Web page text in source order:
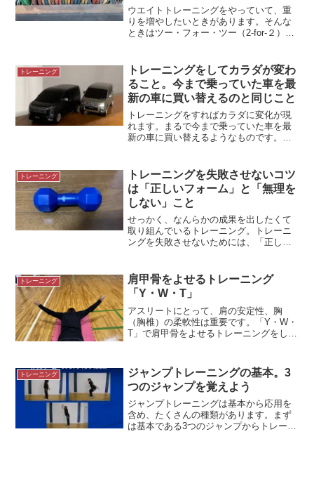
ル」を覚えましょう
ウエイトトレーニングをやっていて、重
りを増やしたいときがあります。そんな
ときはツー・フォー・ツー（2-for-２）ル
していれば次第に重さに慣れてきます。
重さを変化させず...
トレーニング
トレーニングをしてカラダが変わ
ること。今まで乗っていた車を最
新の車に買い替えるのと同じこと
トレーニングをすればカラダに変化が現
れます。まるで今まで乗っていた車を最
新の車に買い替えるようなものです。＊
してもらえるのが代車です。代車（新し
い車）を運転すると慣...
トレーニング
トレーニングを失敗させないコツ
は「正しいフォーム」と「無理を
しない」こと
せっかく、なんらかの成果を出したくて
取り組んでいるトレーニング。トレーニ
ングを失敗させないためには、「正しい
グの失敗成功が何を持って成功なのか、
わからないように、トレー...
トレーニング
肩甲骨をよせるトレーニング
「Y・W・T」
アスリートにとって、肩の安定性、胸
（胸椎）の柔軟性は重要です。「Y・W・
T」で肩甲骨をよせるトレーニングをして
い」「肩甲骨まわりが硬い」「姿勢が悪
いのは肩甲骨のせいだと言...
トレーニング
ジャンプトレーニングの基本。3
つのジャンプを覚えよう
ジャンプトレーニングは基本から応用を
含め、たくさんの種類があります。まず
は基本である3つのジャンプからトレーニ